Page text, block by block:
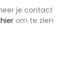
je contact
hier om te zien